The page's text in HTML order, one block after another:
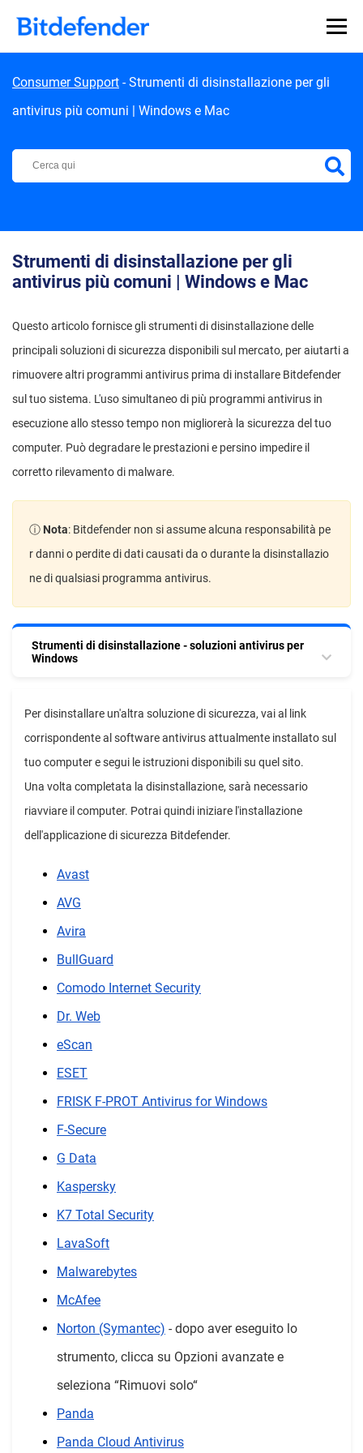
Consumer Support -Strumenti di disinstallazione per gli
antivirus più comuni | Windows e Mac
Centro di Supporto Bitdefender
Strumenti di disinstallazione per gli
antivirus più comuni | Windows e Mac
Questo articolo fornisce gli strumenti di disinstallazione delle
principali soluzioni di sicurezza disponibili sul mercato, per aiutarti a
rimuovere altri programmi antivirus prima di installare Bitdefender
sul tuo sistema. L'uso simultaneo di più programmi antivirus in
esecuzione allo stesso tempo non migliorerà la sicurezza del tuo
computer. Può degradare le prestazioni e persino impedire il
corretto rilevamento di malware.
ⓘ Nota: Bitdefender non si assume alcuna responsabilità pe
r danni o perdite di dati causati da o durante la disinstallazio
ne di qualsiasi programma antivirus.
Strumenti di disinstallazione - soluzioni antivirus per
Windows
Per disinstallare un'altra soluzione di sicurezza, vai al link
corrispondente al software antivirus attualmente installato sul
tuo computer e segui le istruzioni disponibili su quel sito.
Una volta completata la disinstallazione, sarà necessario
riavviare il computer. Potrai quindi iniziare l'installazione
dell'applicazione di sicurezza Bitdefender.
Avast
AVG
Avira
BullGuard
Comodo Internet Security
Dr. Web
eScan
ESET
FRISK F-PROT Antivirus for Windows
F-Secure
G Data
Kaspersky
K7 Total Security
LavaSoft
Malwarebytes
McAfee
Norton (Symantec) - dopo aver eseguito lo
strumento, clicca su Opzioni avanzate e
seleziona “Rimuovi solo“
Panda
Panda Cloud Antivirus